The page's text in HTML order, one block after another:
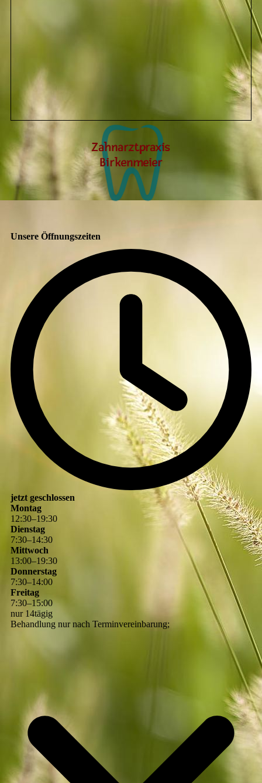
Unsere Öffnungszeiten
jetzt geschlossen
Montag
12:30–19:30
Dienstag
7:30–14:30
Mittwoch
13:00–19:30
Donnerstag
7:30–14:00
Freitag
7:30–15:00
nur 14tägig
Behandlung nur nach Terminvereinbarung;